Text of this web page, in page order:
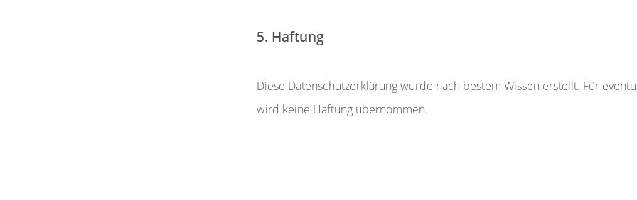
5. Haftung
Diese Datenschutzerklärung wurde nach bestem Wissen erstellt. Für
wird keine Haftung übernommen.